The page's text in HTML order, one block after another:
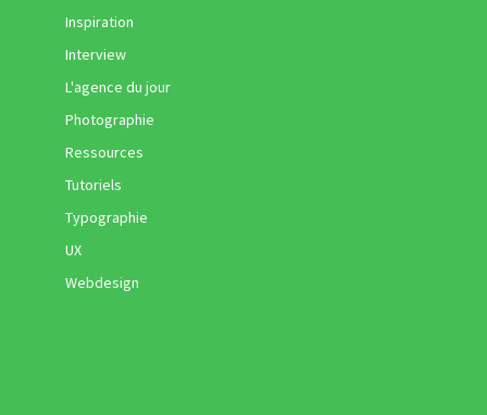
Inspiration
Interview
L'agence du jour
Photographie
Ressources
Tutoriels
Typographie
UX
Webdesign